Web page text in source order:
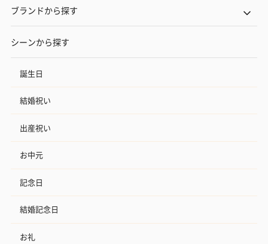
ブランドから探す
シーンから探す
誕生日
結婚祝い
出産祝い
お中元
記念日
結婚記念日
お礼